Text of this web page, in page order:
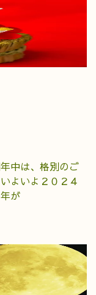
中は、格別のご
よいよ２０２４
が